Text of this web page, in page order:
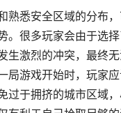
熟悉安全区域的分布
。很多玩家会由于选
生激烈的冲突，最终
局游戏开始时，玩家
过于拥挤的城市区域